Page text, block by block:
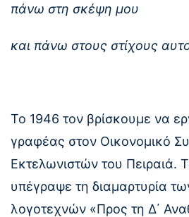
πάνω στη σκέψη μου
και πάνω στους στίχους
Το 1946 τον βρίσκουμε να
γραφέας στον Οικονομικό
Εκτελωνιστών του Πειραιά.
υπέγραψε τη διαμαρτυρία
λογοτεχνών «Προς τη Δ΄